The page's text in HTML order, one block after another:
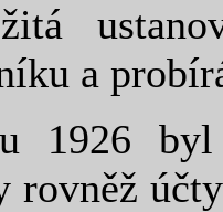
a
1926
rovněž